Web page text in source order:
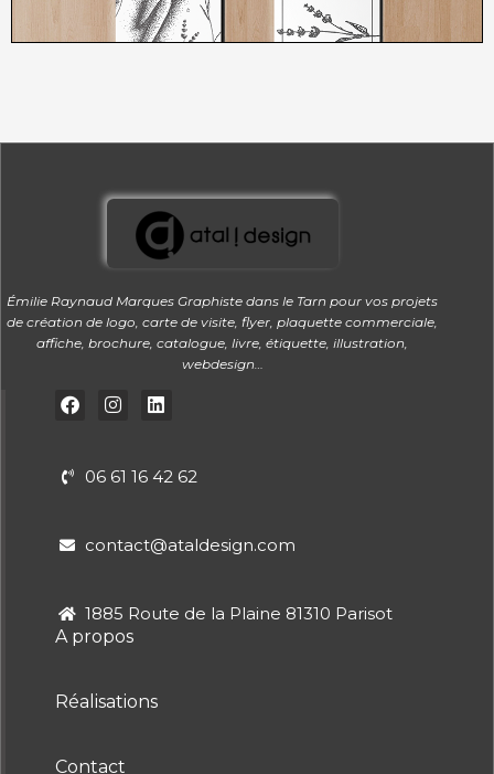
Émilie Raynaud Marques Graphiste dans le Tarn pour vos projets
de création de logo, carte de visite, flyer, plaquette commerciale,
affiche, brochure, catalogue, livre, étiquette, illustration,
webdesign…
06 61 16 42 62
contact@ataldesign.com
1885 Route de la Plaine 81310 Parisot
A propos
Réalisations
Contact